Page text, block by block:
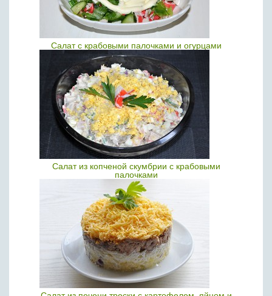
Салат с крабовыми палочками и огурцами
Салат из копченой скумбрии с крабовыми
палочками